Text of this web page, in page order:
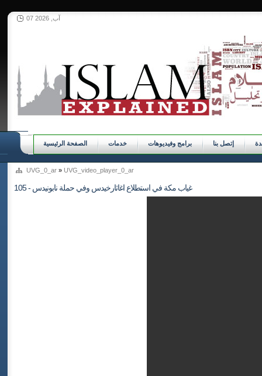
07 آب, 2026
الصفحة الرئيسية خدمات برامج وفيديوهات إتصل بنا
UVG_0_ar » UVG_video_player_0_ar
105 - غياب مكة في استطلاع اغاثارخيدس وفي حملة نابونيدس